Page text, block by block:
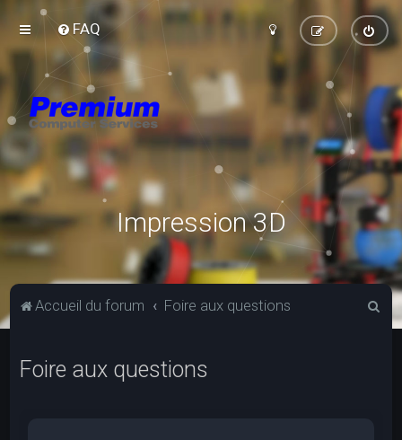
FAQ
Impression 3D
Accueil du forum Foire aux questions
Foire aux questions